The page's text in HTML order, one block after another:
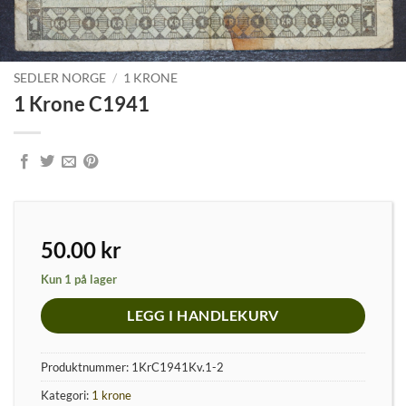
SEDLER NORGE / 1 KRONE
1 Krone C1941
50.00 kr
Kun 1 på lager
LEGG I HANDLEKURV
Produktnummer: 1KrC1941Kv.1-2
Kategori: 1 krone